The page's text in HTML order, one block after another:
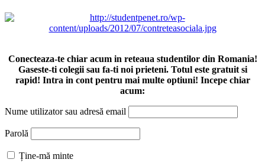
Conecteaza-te chiar acum in reteaua studentilor din Romania!
Gaseste-ti colegii sau fa-ti noi prieteni. Totul este gratuit si
rapid! Intra in cont pentru mai multe optiuni! Incepe chiar
acum:
Nume utilizator sau adresă email
Parolă
Ține-mă minte